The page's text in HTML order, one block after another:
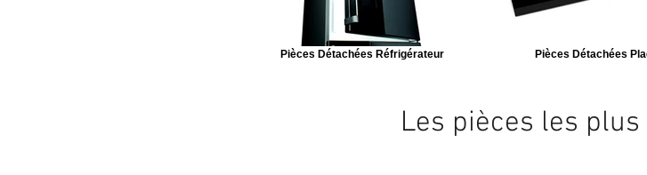
Pièces Détachées Réfrigérateur Pièces Détachées
Les pièces les